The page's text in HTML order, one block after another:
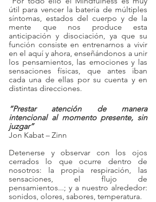
útil para vencer la batería de múltiples
síntomas, estados del cuerpo y de la
mente que nos produce esta
anticipación y disociación, ya que su
función consiste en entrenarnos a vivir
en el aquí y ahora, enseñándonos a unir
los pensamientos, las emociones y las
sensaciones físicas, que antes iban
cada una de ellas por su cuenta y en
distintas direcciones.
“Prestar atención de manera
intencional al momento presente, sin
juzgar”
Jon Kabat – Zinn
Detenerse y observar con los ojos
cerrados lo que ocurre dentro de
nosotros: la propia respiración, las
sensaciones, el flujo de
pensamientos...; y a nuestro alrededor:
sonidos, olores, sabores, temperatura.